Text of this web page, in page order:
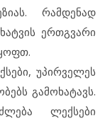
რამდენად
ერთგვარი
უპირველეს
გამოხატავს.
ლექსები